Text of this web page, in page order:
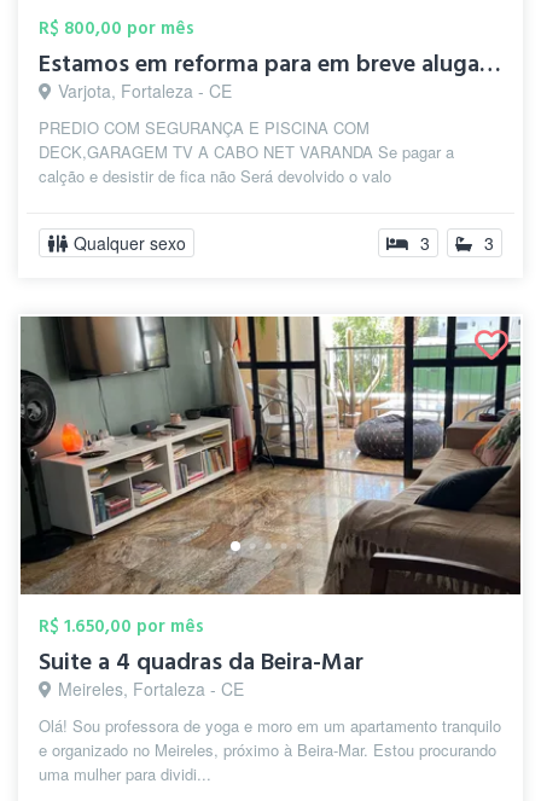
R$ 800,00 por mês
Estamos em reforma para em breve alugar ...
Varjota, Fortaleza - CE
PREDIO COM SEGURANÇA E PISCINA COM
DECK,GARAGEM TV A CABO NET VARANDA Se pagar a
calção e desistir de fica não Será devolvido o valo
Qualquer sexo 3 3
R$ 1.650,00 por mês
Suite a 4 quadras da Beira-Mar
Meireles, Fortaleza - CE
Olá! Sou professora de yoga e moro em um apartamento tranquilo
e organizado no Meireles, próximo à Beira-Mar. Estou procurando
uma mulher para dividi...